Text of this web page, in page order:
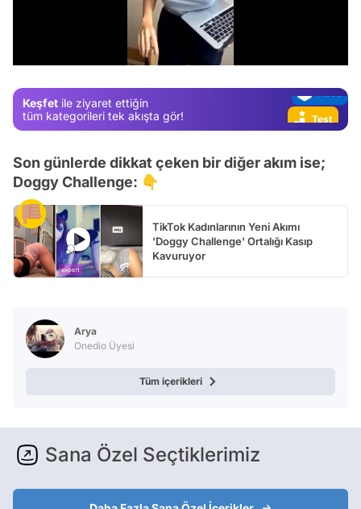
Keşfet ile ziyaret ettiğin
tüm kategorileri tek akışta gör!
Test
Son günlerde dikkat çeken bir diğer akım ise;
Doggy Challenge: 👇
TikTok Kadınlarının Yeni Akımı
'Doggy Challenge' Ortalığı Kasıp
Kavuruyor
Arya
Onedio Üyesi
Tüm içerikleri
Sana Özel Seçtiklerimiz